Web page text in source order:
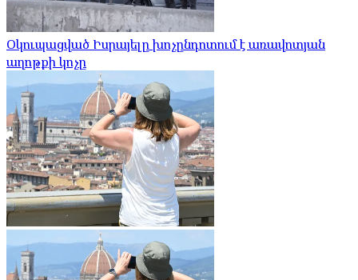
Օկուպացված Իսրայելը խոչընդոտում է առավոտյան
աղոթքի կոչը